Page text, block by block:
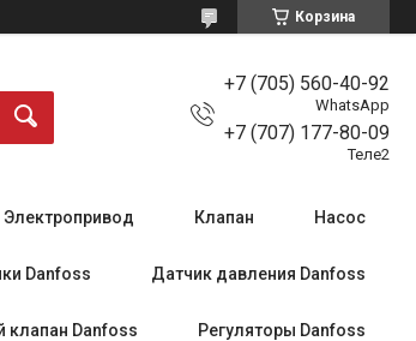
Корзина
+7 (705) 560-40-92
WhatsApp
+7 (707) 177-80-09
Теле2
Электропривод Клапан Насос
Danfoss Датчик давления Danfoss
клапан Danfoss Регуляторы Danfoss